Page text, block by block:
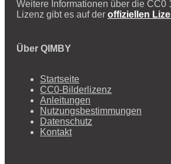
Weitere Informationen über die CC0
Lizenz gibt es auf der offiziellen
Über QIMBY
Startseite
CC0-Bilderlizenz
Anleitungen
Nutzungsbestimmungen
Datenschutz
Kontakt